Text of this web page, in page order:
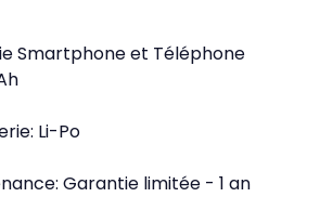
Smartphone et Téléphone
Li-Po
Garantie limitée - 1 an